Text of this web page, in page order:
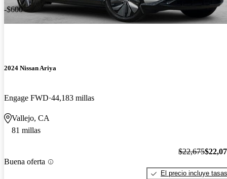
-$600
2024 Nissan Ariya
Engage FWD 44,183 millas
Vallejo, CA
81 millas
Buena oferta
$22,675
El precio incluye tasas